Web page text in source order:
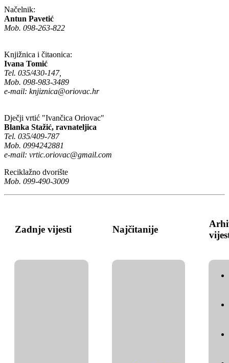
Načelnik:
Antun Pavetić
Mob. 098-263-822
Knjižnica i čitaonica:
Ivana Tomić
Tel. 035/430-147,
Mob. 098-983-3489
e-mail: knjiznica@oriovac.hr
Dječji vrtić "Ivančica Oriovac"
Blanka Stažić, ravnateljica
Tel. 035/409-787
Mob. 0994242881
e-mail: vrtic.oriovac@gmail.com
Reciklažno dvorište
Mob. 099-490-3009
Zadnje vijesti Najčitanije